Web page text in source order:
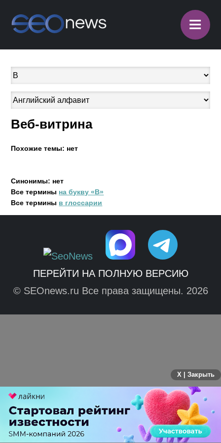
≡
Веб-витрина
Похожие темы: нет
Синонимы: нет
Все термины на букву «В»
Все термины в глоссарии
X | Закрыть
ПЕРЕЙТИ НА ПОЛНУЮ ВЕРСИЮ
© SEOnews.ru Все права защищены. 2026